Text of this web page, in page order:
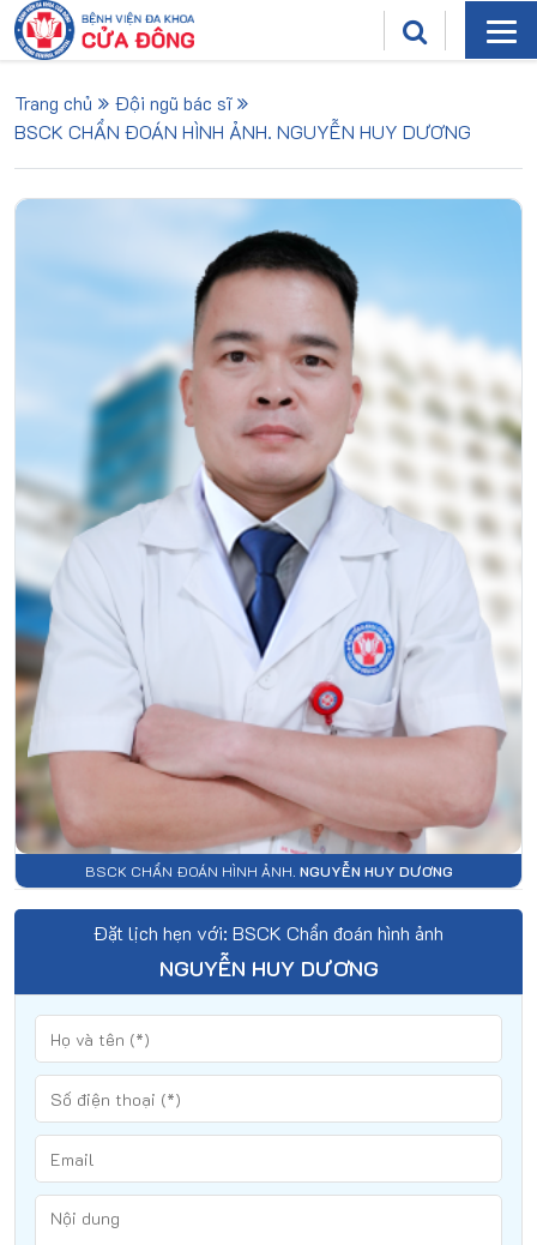
Trang chủ
Đội ngũ bác sĩ
BSCK CHẨN ĐOÁN HÌNH ẢNH. NGUYỄN HUY DƯƠNG
BSCK CHẨN ĐOÁN HÌNH ẢNH. NGUYỄN HUY DƯƠNG
Đặt lịch hẹn với: BSCK Chẩn đoán hình ảnh
NGUYỄN HUY DƯƠNG